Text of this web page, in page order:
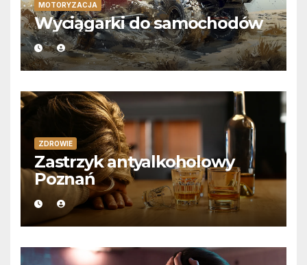
MOTORYZACJA
Wyciągarki do samochodów
ZDROWIE
Zastrzyk antyalkoholowy
Poznań